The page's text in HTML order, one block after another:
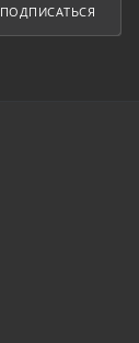
ПОДПИСАТЬСЯ